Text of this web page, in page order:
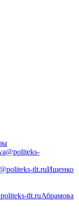
tlt.ruИщенко
tlt.ruАбрамова